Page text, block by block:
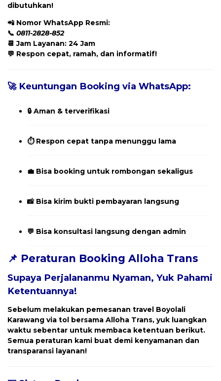
dibutuhkan!
📲 Nomor WhatsApp Resmi:
📞 0811-2828-852
📆 Jam Layanan: 24 Jam
💬 Respon cepat, ramah, dan informatif!
🚀 Keuntungan Booking via WhatsApp:
🔒 Aman & terverifikasi
⏱️ Respon cepat tanpa menunggu lama
💼 Bisa booking untuk rombongan sekaligus
📸 Bisa kirim bukti pembayaran langsung
💬 Bisa konsultasi langsung dengan admin
📌 Peraturan Booking Alloha Trans
Supaya Perjalananmu Nyaman, Yuk Pahami
Ketentuannya!
Sebelum melakukan pemesanan travel Boyolali
Karawang via tol bersama Alloha Trans, yuk luangkan
waktu sebentar untuk membaca ketentuan berikut.
Semua peraturan kami buat demi kenyamanan dan
transparansi layanan!